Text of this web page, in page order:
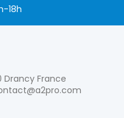
18h
Drancy France